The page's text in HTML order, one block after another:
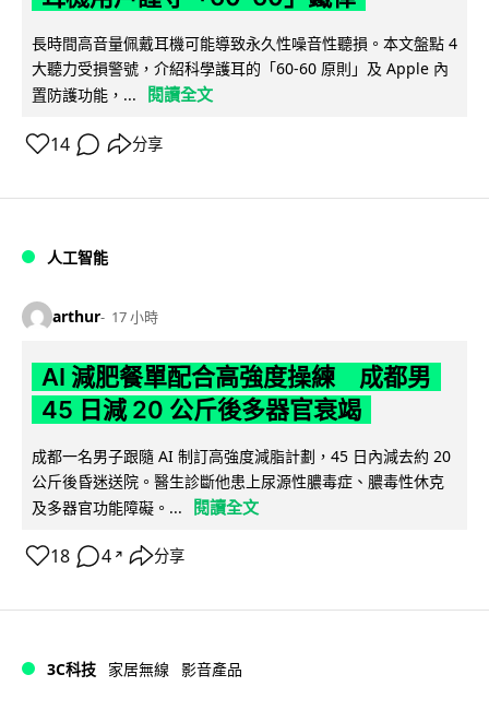
長時間高音量佩戴耳機可能導致永久性噪音性聽損。本文盤點 4
大聽力受損警號，介紹科學護耳的「60-60 原則」及 Apple 內
置防護功能，...
閱讀全文
14 分享
人工智能
arthur 17 小時
AI 減肥餐單配合高強度操練 成都男
45 日減 20 公斤後多器官衰竭
成都一名男子跟隨 AI 制訂高強度減脂計劃，45 日內減去約 20
公斤後昏迷送院。醫生診斷他患上尿源性膿毒症、膿毒性休克
及多器官功能障礙。...
閱讀全文
18 4 ↗ 分享
3C科技 家居無線 影音產品